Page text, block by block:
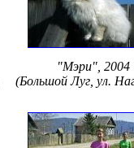
"Мэри", 2004
(Большой Луг, ул.